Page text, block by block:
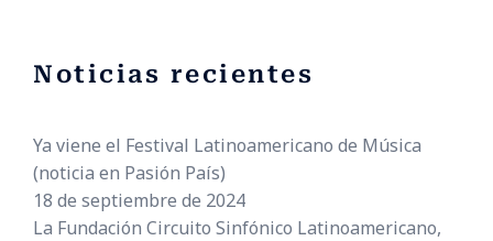
Noticias recientes
Ya viene el Festival Latinoamericano de Música
(noticia en Pasión País)
18 de septiembre de 2024
La Fundación Circuito Sinfónico Latinoamericano,